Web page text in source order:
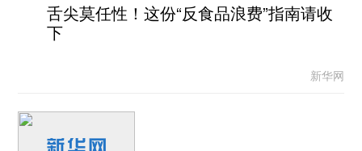
舌尖莫任性！这份“反食品浪费”指南请收
下
新华网